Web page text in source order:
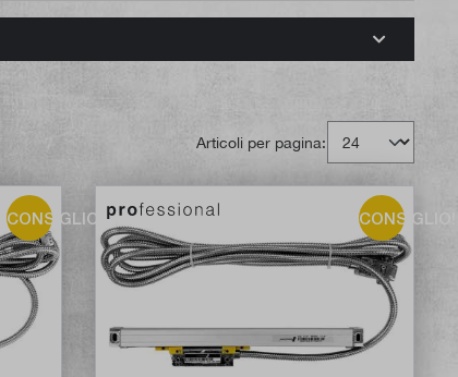
Articoli per pagina:
CONSIGLIO! CONSIGLIO!